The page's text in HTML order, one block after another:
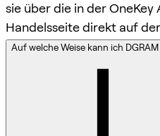
sie über die in der
Handelsseite direkt auf
Auf welche Weise kann ich